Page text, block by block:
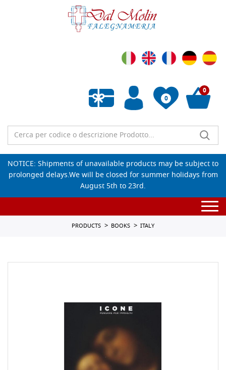
0
Empty wishlist
0
NOTICE: Shipments of unavailable products may be subject to
prolonged delays.We will be closed for summer holidays from
August 5th to 23rd.
PRODUCTS BOOKS ITALY